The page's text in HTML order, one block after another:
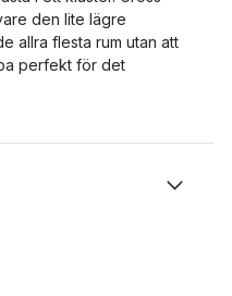
den lite lägre
allra flesta rum utan att
perfekt för det